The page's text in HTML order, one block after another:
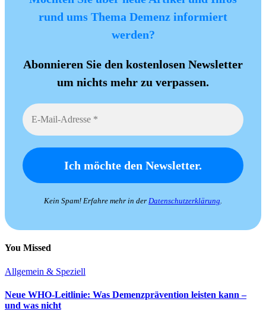
rund ums Thema Demenz informiert
werden?
Abonnieren Sie den kostenlosen Newsletter
um nichts mehr zu verpassen.
Kein Spam! Erfahre mehr in der Datenschutzerklärung.
You Missed
Allgemein & Speziell
Neue WHO-Leitlinie: Was Demenzprävention leisten kann –
und was nicht